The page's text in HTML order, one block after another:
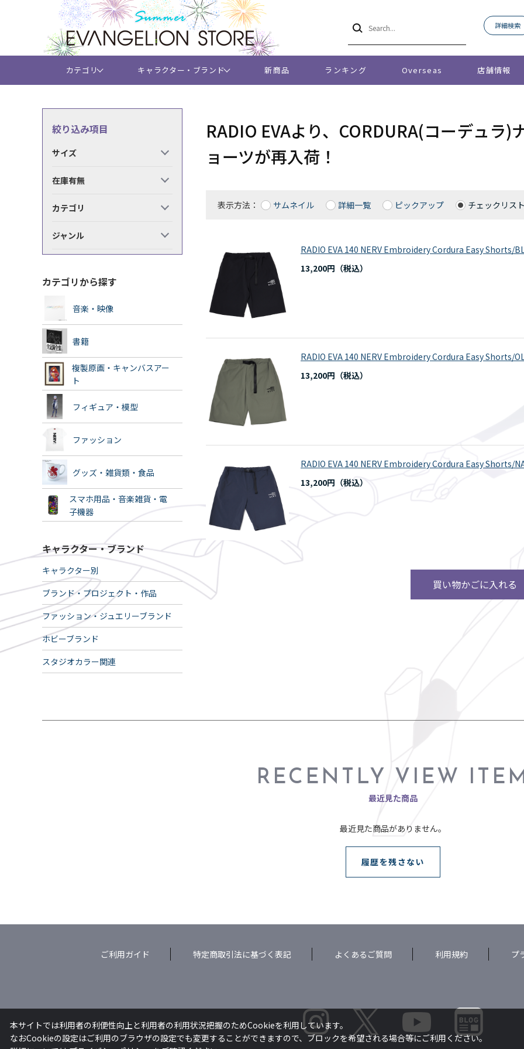
詳細検索
カテゴリ キャラクター・ブランド 新商品 ランキング Overseas 店舗情報
絞り込み項目
サイズ
在庫有無
カテゴリ
ジャンル
カテゴリから探す
音楽・映像
書籍
複製原画・キャンバスアー
ト
フィギュア・模型
ファッション
グッズ・雑貨類・食品
スマホ用品・音楽雑貨・電
子機器
キャラクター・ブランド
キャラクター別
ブランド・プロジェクト・作品
ファッション・ジュエリーブランド
ホビーブランド
スタジオカラー関連
RADIO EVAより、CORDURA(コーデュラ
ョーツが再入荷！
表示方法： サムネイル 詳細一覧 ピックアップ チェックリス
RADIO EVA 140 NERV Embroidery Cordura Easy Shorts/
13,200円
RADIO EVA 140 NERV Embroidery Cordura Easy Shorts/
13,200円
RADIO EVA 140 NERV Embroidery Cordura Easy Shorts/
13,200円
買い物かごに入れる
RECENTLY VIEW
最近見た商品
最近見た商品がありません。
履歴を残さない
ご利用ガイド 特定商取引法に基づく表記 よくあるご質問 利用規約 プ
本サイトでは利用者の利便性向上と利用者の利用状況把握のためCookieを利用しています。
なおCookieの設定はご利用のブラウザの設定でも変更することができますので、ブロックを希望される場合等にご利用ください。